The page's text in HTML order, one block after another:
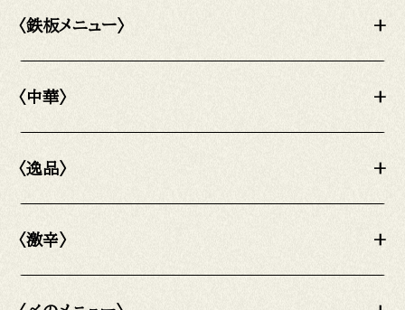
〈鉄板メニュー〉 +
〈中華〉 +
〈逸品〉 +
〈激辛〉 +